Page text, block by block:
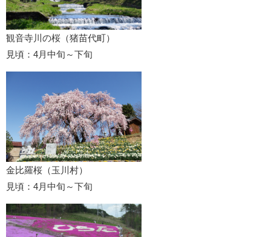
観音寺川の桜（猪苗代町）
見頃：4月中旬～下旬
金比羅桜（玉川村）
見頃：4月中旬～下旬